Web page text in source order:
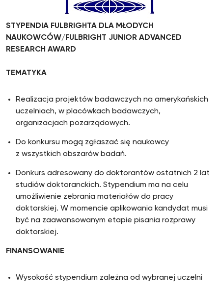
STYPENDIA FULBRIGHTA DLA MŁODYCH
NAUKOWCÓW/FULBRIGHT JUNIOR ADVANCED
RESEARCH AWARD
TEMATYKA
Realizacja projektów badawczych na amerykańskich
uczelniach, w placówkach badawczych,
organizacjach pozarządowych.
Do konkursu mogą zgłaszać się naukowcy
z wszystkich obszarów badań.
Donkurs adresowany do doktorantów ostatnich 2 lat
studiów doktoranckich. Stypendium ma na celu
umożliwienie zebrania materiałów do pracy
doktorskiej. W momencie aplikowania kandydat musi
być na zaawansowanym etapie pisania rozprawy
doktorskiej.
FINANSOWANIE
Wysokość stypendium zależna od wybranej uczelni